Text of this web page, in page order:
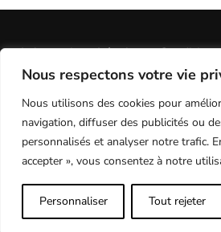
Nous respectons votre vie
Nous utilisons des cookies pour
navigation, diffuser des publicités ou
personnalisés et analyser notre trafic.
accepter », vous consentez à notre
Personnaliser Tout rejeter
Informations Légales
Politique de Confidentialité /
Programme fidélité
MX Test - le meilleur du
★★★★★